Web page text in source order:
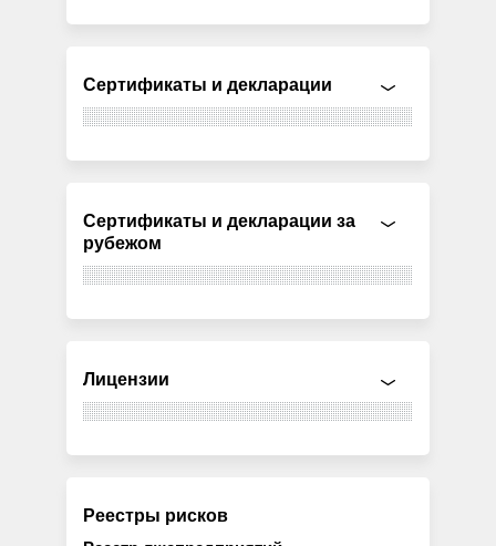
Сертификаты и декларации
Сертификаты и декларации за
рубежом
Лицензии
Реестры рисков